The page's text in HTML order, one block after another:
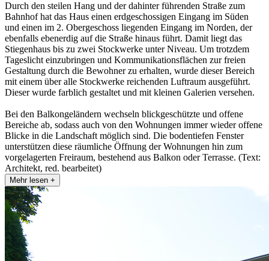
Durch den steilen Hang und der dahinter führenden Straße zum
Bahnhof hat das Haus einen erdgeschossigen Eingang im Süden
und einen im 2. Obergeschoss liegenden Eingang im Norden, der
ebenfalls ebenerdig auf die Straße hinaus führt. Damit liegt das
Stiegenhaus bis zu zwei Stockwerke unter Niveau. Um trotzdem
Tageslicht einzubringen und Kommunikationsflächen zur freien
Gestaltung durch die Bewohner zu erhalten, wurde dieser Bereich
mit einem über alle Stockwerke reichenden Luftraum ausgeführt.
Dieser wurde farblich gestaltet und mit kleinen Galerien versehen.
Bei den Balkongeländern wechseln blickgeschützte und offene
Bereiche ab, sodass auch von den Wohnungen immer wieder offene
Blicke in die Landschaft möglich sind. Die bodentiefen Fenster
unterstützen diese räumliche Öffnung der Wohnungen hin zum
vorgelagerten Freiraum, bestehend aus Balkon oder Terrasse. (Text:
Architekt, red. bearbeitet)
Mehr lesen +